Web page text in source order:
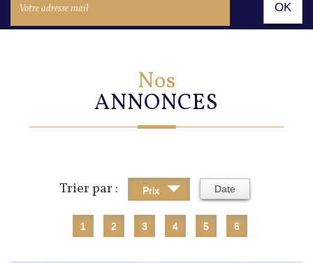
OK
Nos
ANNONCES
Trier par : Prix Date
1 2 3 4 5 6